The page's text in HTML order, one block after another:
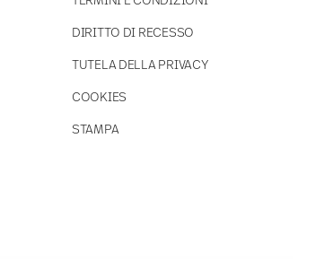
DIRITTO DI RECESSO
TUTELA DELLA PRIVACY
COOKIES
STAMPA